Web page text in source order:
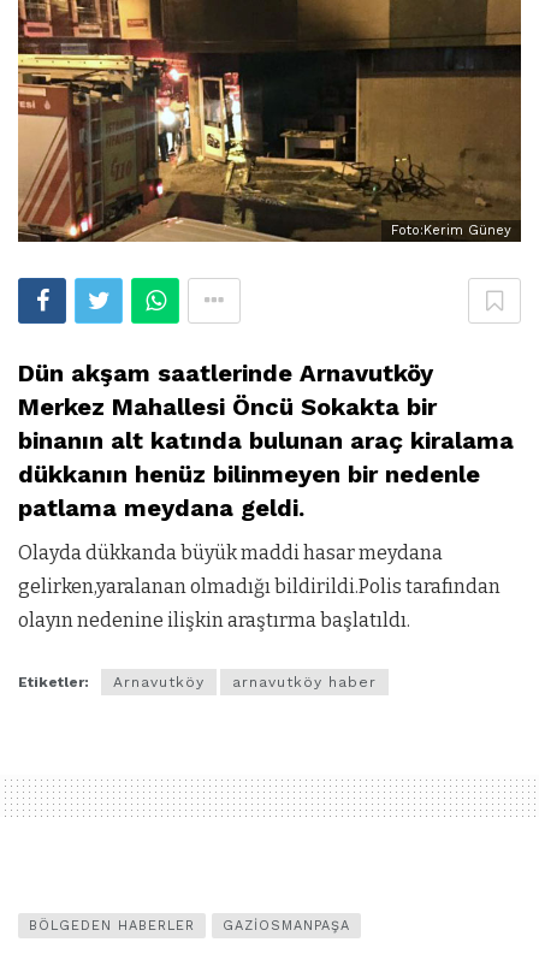
Foto:Kerim Güney
Dün akşam saatlerinde Arnavutköy
Merkez Mahallesi Öncü Sokakta bir
binanın alt katında bulunan araç kiralama
dükkanın henüz bilinmeyen bir nedenle
patlama meydana geldi.
Olayda dükkanda büyük maddi hasar meydana
gelirken,yaralanan olmadığı bildirildi.Polis tarafından
olayın nedenine ilişkin araştırma başlatıldı.
Etiketler: Arnavutköy arnavutköy haber
BÖLGEDEN HABERLER GAZIOSMANPAŞA